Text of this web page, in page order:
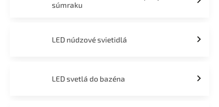
súmraku
LED núdzové svietidlá
LED svetlá do bazéna